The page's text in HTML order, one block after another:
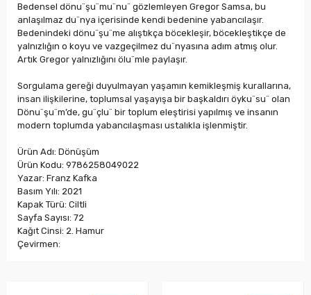
Bedensel dönu¨şu¨mu¨nu¨ gözlemleyen Gregor Samsa, bu
anlaşılmaz du¨nya içerisinde kendi bedenine yabancılaşır.
Bedenindeki dönu¨şu¨me alıştıkça böcekleşir, böcekleştikçe de
yalnızlığın o koyu ve vazgeçilmez du¨nyasına adım atmış olur.
Artık Gregor yalnızlığını ölu¨mle paylaşır.
Sorgulama gereği duyulmayan yaşamın kemikleşmiş kurallarına,
insan ilişkilerine, toplumsal yaşayışa bir başkaldırı öyku¨su¨ olan
Dönu¨şu¨m’de, gu¨çlu¨ bir toplum eleştirisi yapılmış ve insanın
modern toplumda yabancılaşması ustalıkla işlenmiştir.
Ürün Adı: Dönüşüm
Ürün Kodu: 9786258049022
Yazar: Franz Kafka
Basım Yılı: 2021
Kapak Türü: Ciltli
Sayfa Sayısı: 72
Kağıt Cinsi: 2. Hamur
Çevirmen: